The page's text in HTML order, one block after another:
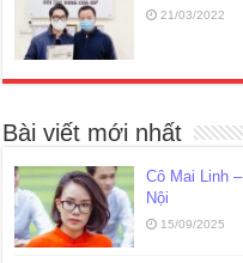
21/03/2022
Bài viết mới nhất
Cô Mai Linh
Nội
15/09/2025